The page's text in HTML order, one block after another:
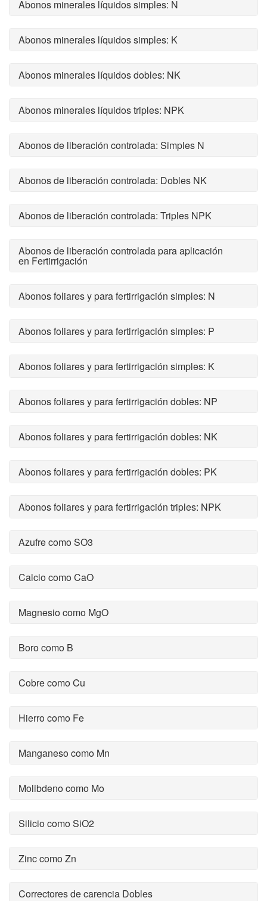
Abonos minerales líquidos simples: N
Abonos minerales líquidos simples: K
Abonos minerales líquidos dobles: NK
Abonos minerales líquidos triples: NPK
Abonos de liberación controlada: Simples N
Abonos de liberación controlada: Dobles NK
Abonos de liberación controlada: Triples NPK
Abonos de liberación controlada para aplicación
en Fertirrigación
Abonos foliares y para fertirrigación simples: N
Abonos foliares y para fertirrigación simples: P
Abonos foliares y para fertirrigación simples: K
Abonos foliares y para fertirrigación dobles: NP
Abonos foliares y para fertirrigación dobles: NK
Abonos foliares y para fertirrigación dobles: PK
Abonos foliares y para fertirrigación triples: NPK
Azufre como SO3
Calcio como CaO
Magnesio como MgO
Boro como B
Cobre como Cu
Hierro como Fe
Manganeso como Mn
Molibdeno como Mo
Silicio como SiO2
Zinc como Zn
Correctores de carencia Dobles